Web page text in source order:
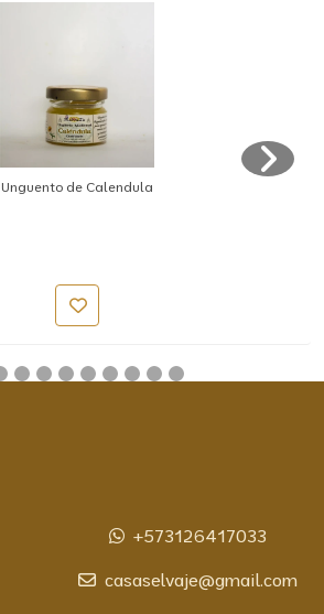
Unguento de Calendula
+573126417033
casaselvaje@gmail.com